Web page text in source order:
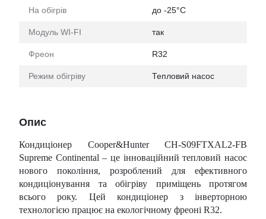
На обігрів до -25°C
Модуль WI-FI так
Фреон R32
Режим обігріву Тепловий насос
Опис
Кондиціонер Cooper&Hunter CH-S09FTXAL2-FB
Supreme Continental – це інноваційний тепловий насос
нового покоління, розроблений для ефективного
кондиціонування та обігріву приміщень протягом
всього року. Цей кондиціонер з інверторною
технологією працює на екологічному фреоні R32.